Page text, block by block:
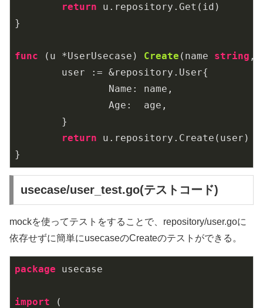
return u.repository.Get(id)
}
func (u *UserUsecase) Create (name string ,
return u.repository.Create(user)
usecase/user_test.go(テストコード)
mockを使ってテストをすることで、repository/user.goに
依存せずに簡単にusecaseのCreateのテストができる。
package usecase
import (